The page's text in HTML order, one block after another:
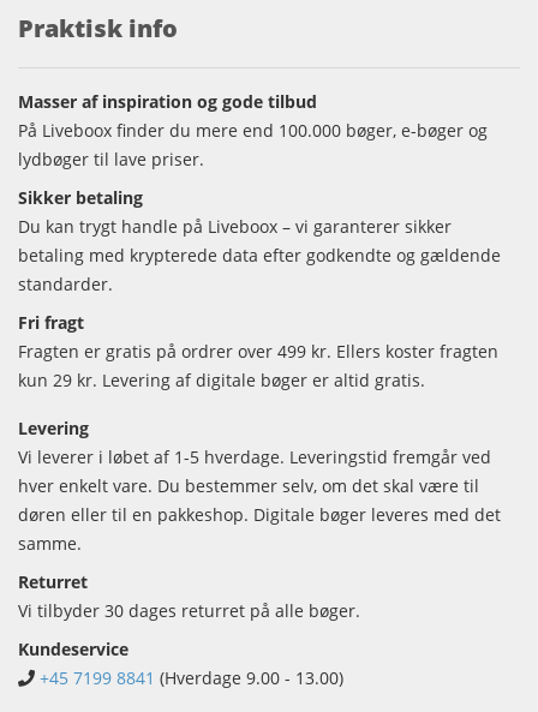
Praktisk info
Masser af inspiration og gode tilbud
På Liveboox finder du mere end 100.000 bøger, e-bøger og
lydbøger til lave priser.
Sikker betaling
Du kan trygt handle på Liveboox – vi garanterer sikker
betaling med krypterede data efter godkendte og gældende
standarder.
Fri fragt
Fragten er gratis på ordrer over 499 kr. Ellers koster fragten
kun 29 kr. Levering af digitale bøger er altid gratis.
Levering
Vi leverer i løbet af 1-5 hverdage. Leveringstid fremgår ved
hver enkelt vare. Du bestemmer selv, om det skal være til
døren eller til en pakkeshop. Digitale bøger leveres med det
samme.
Returret
Vi tilbyder 30 dages returret på alle bøger.
Kundeservice
+45 7199 8841 (Hverdage 9.00 - 13.00)